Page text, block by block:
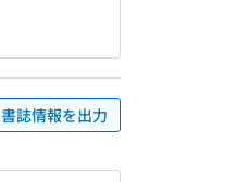
書誌情報を出力